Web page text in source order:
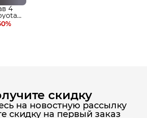
%
4
скидку
на новостную рассылку
скидку на первый заказ